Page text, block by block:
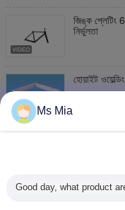
জিঙ্ক প্লেটিং
নির্ভুলতা
হোয়াইট
Ms Mia
Good day, what product